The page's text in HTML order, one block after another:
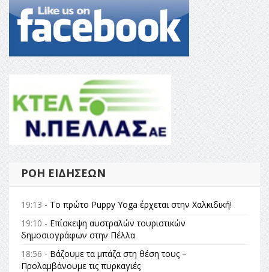
ΡΟΉ ΕΙΔΉΣΕΩΝ
19:13 - Το πρώτο Puppy Yoga έρχεται στην Χαλκιδική!
19:10 - Επίσκεψη αυστραλών τουριστικών
δημοσιογράφων στην Πέλλα
18:56 - Βάζουμε τα μπάζα στη θέση τους –
Προλαμβάνουμε τις πυρκαγιές